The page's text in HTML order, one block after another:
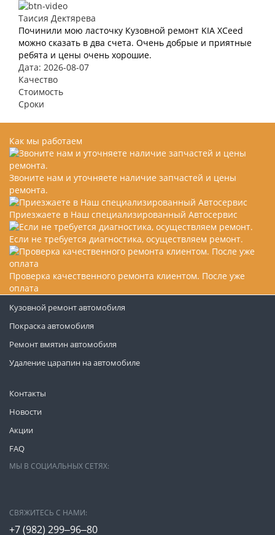
Таисия Дектярева
Починили мою ласточку Кузовной ремонт KIA XCeed
можно сказать в два счета. Очень добрые и приятные
ребята и цены очень хорошие.
Дата: 2026-08-07
Качество
Стоимость
Сроки
Как мы работаем
Звоните нам и уточняете наличие запчастей и цены
ремонта.
Приезжаете в Наш специализированный Автосервис
Если не требуется диагностика, осуществляем ремонт.
Проверка качественного ремонта клиентом. После уже
оплата
Контакты
Новости
Акции
FAQ
Кузовной ремонт автомобиля
Покраска автомобиля
Ремонт вмятин автомобиля
Удаление царапин на автомобиле
МЫ В СОЦИАЛЬНЫХ СЕТЯХ:
СВЯЖИТЕСЬ С НАМИ:
+7 (982) 299‒96‒80